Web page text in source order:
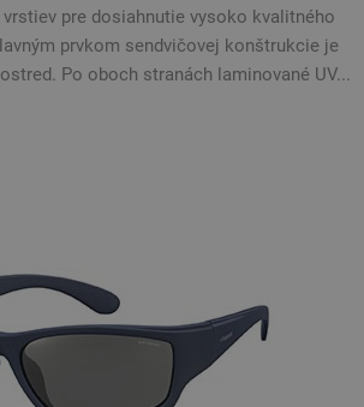
pre dosiahnutie vysoko kvalitného
prvkom sendvičovej konštrukcie je
Po oboch stranách laminované UV...